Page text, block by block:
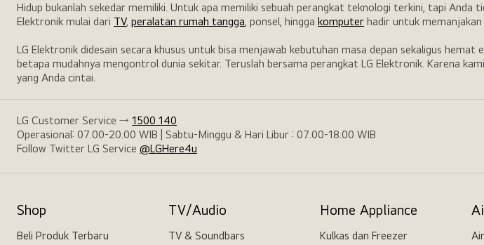
Hidup bukanlah sekedar memiliki. Untuk apa memiliki sebuah perangkat teknologi terkini, tapi Anda
Elektronik mulai dari TV, peralatan rumah tangga, ponsel, hingga komputer hadir untuk
LG Elektronik didesain secara khusus untuk bisa menjawab kebutuhan masa depan sekaligus
betapa mudahnya mengontrol dunia sekitar. Teruslah bersama perangkat LG Elektronik. Karena
yang Anda cintai.
LG Customer Service → 1500 140
Operasional: 07.00-20.00 WIB | Sabtu-Minggu & Hari Libur : 07.00-18.00 WIB
Follow Twitter LG Service @LGHere4u
Shop
Beli Produk Terbaru
TV/Audio
TV & Soundbars
Home Appliance
Kulkas dan Freezer